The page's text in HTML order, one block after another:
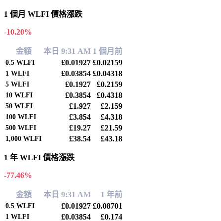
1 個月 WLFI 價格漲跌
-10.20%
金額 本日 9:31 AM 1 個月前
0.5 WLFI £0.01927 £0.02159
1 WLFI £0.03854 £0.04318
5 WLFI £0.1927 £0.2159
10 WLFI £0.3854 £0.4318
50 WLFI £1.927 £2.159
100 WLFI £3.854 £4.318
500 WLFI £19.27 £21.59
1,000 WLFI £38.54 £43.18
1 年 WLFI 價格漲跌
-77.46%
金額 本日 9:31 AM 1 年前
0.5 WLFI £0.01927 £0.08701
1 WLFI £0.03854 £0.174